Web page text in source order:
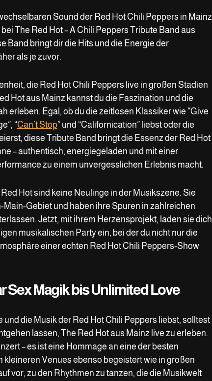
Sound der Red Hot Chili Peppers in Mainz
The Red Hot – A Chili Peppers Tribute Band aus
Band bringt dir die Hits und die Energie der
als je zuvor.
die Red Hot Chili Peppers live in großen Stadien
Hot aus Mainz kannst du die Faszination und die
erleben. Egal, ob du die zeitlosen Klassiker wie “Give
“Can’t Stop” und “Californication” liebst oder die
diese Tribute Band bringt die Essenz der Red Hot
– authentisch, energiegeladen und mit einer
zu einem unvergesslichen Erlebnis macht.
Hot sind keine Neulinge in der Musikszene. Sie
Gebiet und haben ihre Spuren in zahlreichen
Jetzt, mit ihrem Herzensprojekt, laden sie dich
musikalischen Party ein, bei der du nicht nur die
einer echten Red Hot Chili Peppers-Show
Sex Magik bis Unlimited Love
und die Musik der Red Hot Chili Peppers liebst, solltest
lassen, The Red Hot aus Mainz live zu erleben.
– es ist eine Hommage an eine der besten
kleineren Venues ebenso begeistert wie in großen
vor, zu den Rhythmen zu tanzen, die die Musikwelt